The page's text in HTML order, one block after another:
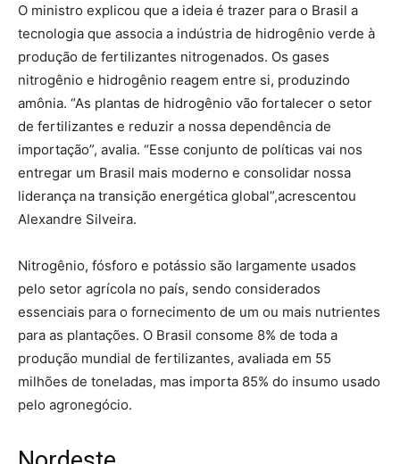
O ministro explicou que a ideia é trazer para o Brasil a
tecnologia que associa a indústria de hidrogênio verde à
produção de fertilizantes nitrogenados. Os gases
nitrogênio e hidrogênio reagem entre si, produzindo
amônia. “As plantas de hidrogênio vão fortalecer o setor
de fertilizantes e reduzir a nossa dependência de
importação”, avalia. “Esse conjunto de políticas vai nos
entregar um Brasil mais moderno e consolidar nossa
liderança na transição energética global”,acrescentou
Alexandre Silveira.
Nitrogênio, fósforo e potássio são largamente usados
pelo setor agrícola no país, sendo considerados
essenciais para o fornecimento de um ou mais nutrientes
para as plantações. O Brasil consome 8% de toda a
produção mundial de fertilizantes, avaliada em 55
milhões de toneladas, mas importa 85% do insumo usado
pelo agronegócio.